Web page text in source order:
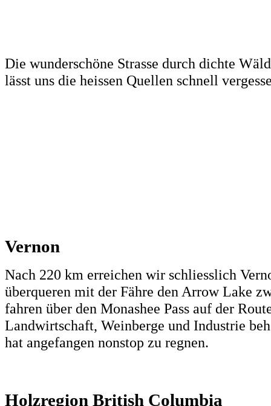
Die wunderschöne Strasse durch dichte
lässt uns die heissen Quellen schnell
Vernon
Nach 220 km erreichen wir schliesslich
überqueren mit der Fähre den Arrow Lake
fahren über den Monashee Pass auf der
Landwirtschaft, Weinberge und Industrie
hat angefangen nonstop zu regnen.
Holzregion British Columbia